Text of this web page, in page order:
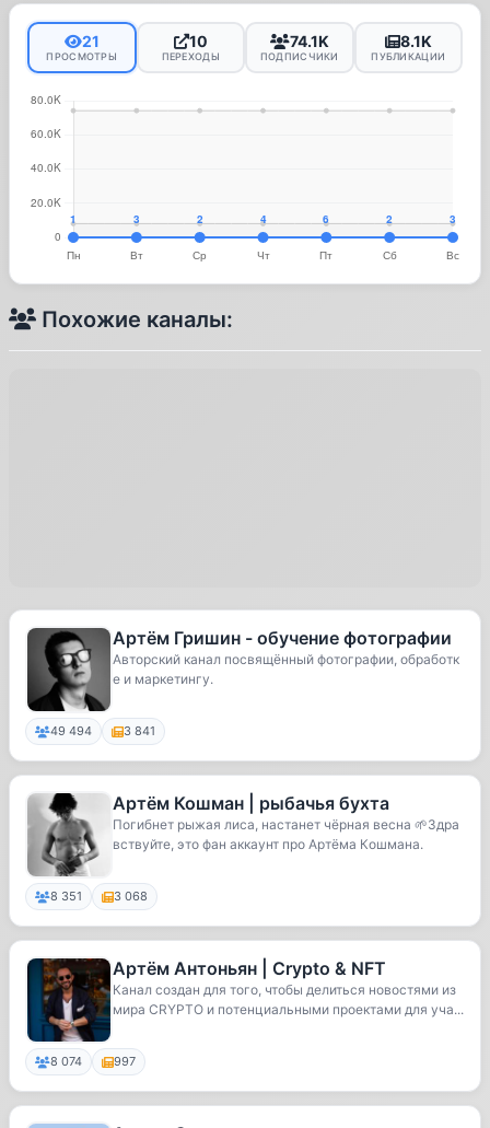
21
ПРОСМОТРЫ
10
ПЕРЕХОДЫ
74.1K
ПОДПИСЧИКИ
8.1K
ПУБЛИКАЦИИ
Похожие каналы:
Артём Гришин - обучение фотографии
Авторский канал посвящённый фотографии, обработк
е и маркетингу.
49 494 3 841
Артём Кошман | рыбачья бухта
Погибнет рыжая лиса, настанет чёрная весна 🌱Здра
вствуйте, это фан аккаунт про Артёма Кошмана.
8 351 3 068
Артём Антоньян | Crypto & NFT
Канал создан для того, чтобы делиться новостями из
мира CRYPTO и потенциальными проектами для уча...
8 074 997